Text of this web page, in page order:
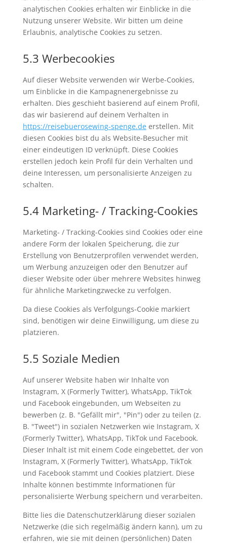
analytischen Cookies erhalten wir Einblicke in die
Nutzung unserer Website. Wir bitten um deine
Erlaubnis, analytische Cookies zu setzen.
5.3 Werbecookies
Auf dieser Website verwenden wir Werbe-Cookies,
um Einblicke in die Kampagnenergebnisse zu
erhalten. Dies geschieht basierend auf einem Profil,
das wir basierend auf deinem Verhalten in
https://reisebuerosewing-spenge.deerstellen. Mit
diesen Cookies bist du als Website-Besucher mit
einer eindeutigen ID verknüpft. Diese Cookies
erstellen jedoch kein Profil für dein Verhalten und
deine Interessen, um personalisierte Anzeigen zu
schalten.
5.4 Marketing- / Tracking-Cookies
Marketing- / Tracking-Cookies sind Cookies oder eine
andere Form der lokalen Speicherung, die zur
Erstellung von Benutzerprofilen verwendet werden,
um Werbung anzuzeigen oder den Benutzer auf
dieser Website oder über mehrere Websites hinweg
für ähnliche Marketingzwecke zu verfolgen.
Da diese Cookies als Verfolgungs-Cookie markiert
sind, benötigen wir deine Einwilligung, um diese zu
platzieren.
5.5 Soziale Medien
Auf unserer Website haben wir Inhalte von
Instagram, X (Formerly Twitter), WhatsApp, TikTok
und Facebook eingebunden, um Webseiten zu
bewerben (z. B. "Gefällt mir", "Pin") oder zu teilen (z.
B. "Tweet") in sozialen Netzwerken wie Instagram, X
(Formerly Twitter), WhatsApp, TikTok und Facebook.
Dieser Inhalt ist mit einem Code eingebettet, der von
Instagram, X (Formerly Twitter), WhatsApp, TikTok
und Facebook stammt und Cookies platziert. Diese
Inhalte können bestimmte Informationen für
personalisierte Werbung speichern und verarbeiten.
Bitte lies die Datenschutzerklärung dieser sozialen
Netzwerke (die sich regelmäßig ändern kann), um zu
erfahren, wie sie mit deinen (persönlichen) Daten